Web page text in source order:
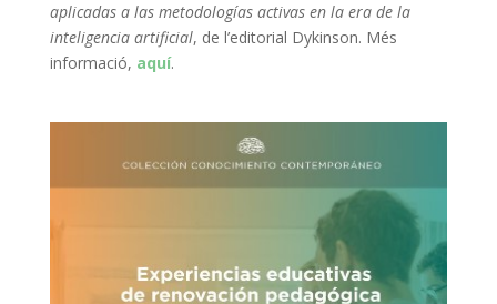
aplicadas a las metodologías activas en la era de la
inteligencia artificial, de l’editorial Dykinson. Més
informació, aquí.